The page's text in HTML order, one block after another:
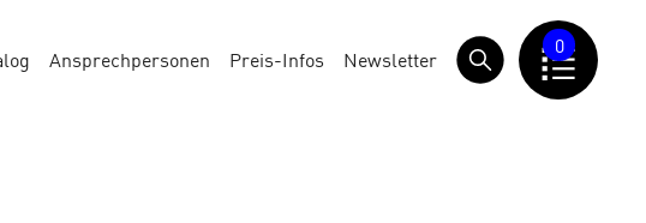
Ansprechpersonen Preis-Infos Newsletter
0